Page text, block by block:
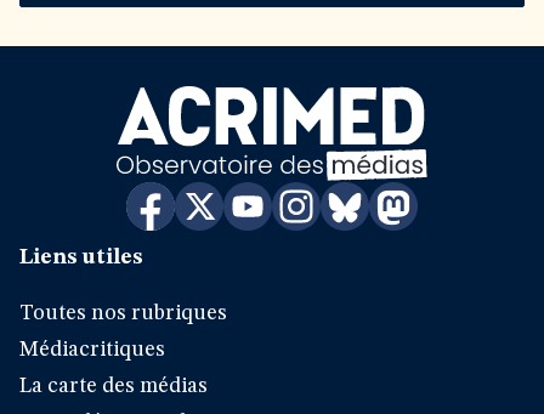
Liens utiles
Toutes nos rubriques
Médiacritiques
La carte des médias